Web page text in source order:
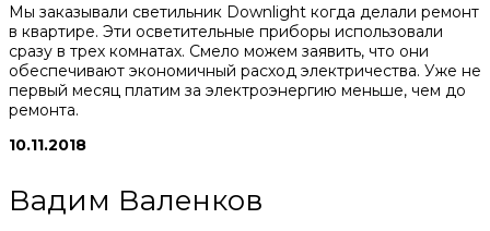
Мы заказывали светильник Downlight когда делали ремонт
в квартире. Эти осветительные приборы использовали
сразу в трех комнатах. Смело можем заявить, что они
обеспечивают экономичный расход электричества. Уже не
первый месяц платим за электроэнергию меньше, чем до
ремонта.
10.11.2018
Вадим Валенков